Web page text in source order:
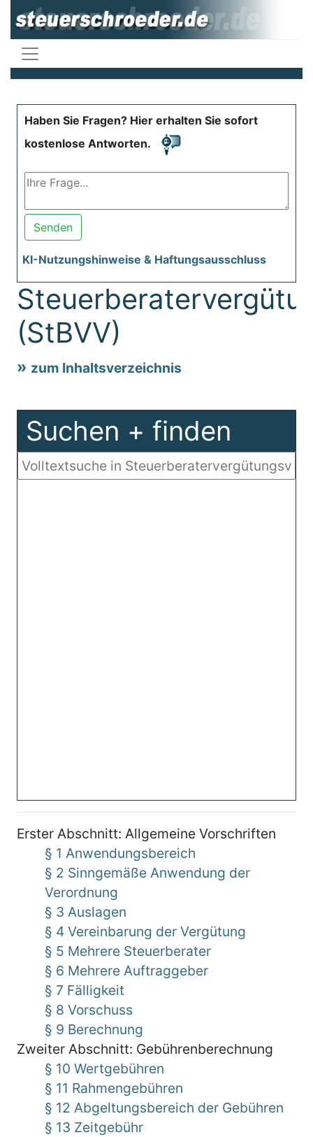
Haben Sie Fragen? Hier erhalten Sie sofort
kostenlose Antworten.
Senden
KI-Nutzungshinweise & Haftungsausschluss
(StBVV)
zum Inhaltsverzeichnis
Suchen + finden
Erster Abschnitt: Allgemeine Vorschriften
§ 1 Anwendungsbereich
§ 2 Sinngemäße Anwendung der
Verordnung
§ 3 Auslagen
§ 4 Vereinbarung der Vergütung
§ 5 Mehrere Steuerberater
§ 6 Mehrere Auftraggeber
§ 7 Fälligkeit
§ 8 Vorschuss
§ 9 Berechnung
Zweiter Abschnitt: Gebührenberechnung
§ 10 Wertgebühren
§ 11 Rahmengebühren
§ 12 Abgeltungsbereich der Gebühren
§ 13 Zeitgebühr